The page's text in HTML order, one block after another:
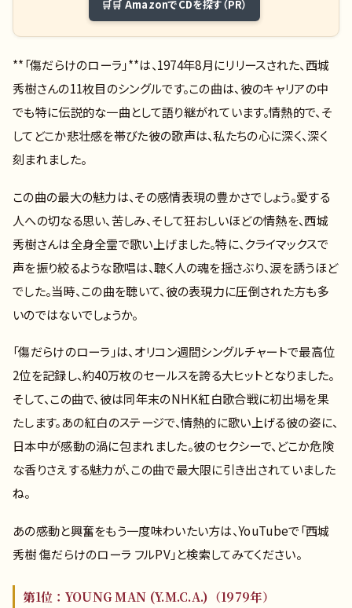
🛒 AmazonでCDを探す（PR）
**「傷だらけのローラ」**は、1974年8月にリリースされた、西城
秀樹さんの11枚目のシングルです。この曲は、彼のキャリアの中
でも特に伝説的な一曲として語り継がれています。情熱的で、そ
してどこか悲壮感を帯びた彼の歌声は、私たちの心に深く、深く
刻まれました。
この曲の最大の魅力は、その感情表現の豊かさでしょう。愛する
人への切なる思い、苦しみ、そして狂おしいほどの情熱を、西城
秀樹さんは全身全霊で歌い上げました。特に、クライマックスで
声を振り絞るような歌唱は、聴く人の魂を揺さぶり、涙を誘うほど
でした。当時、この曲を聴いて、彼の表現力に圧倒された方も多
いのではないでしょうか。
「傷だらけのローラ」は、オリコン週間シングルチャートで最高位
2位を記録し、約40万枚のセールスを誇る大ヒットとなりました。
そして、この曲で、彼は同年末のNHK紅白歌合戦に初出場を果
たします。あの紅白のステージで、情熱的に歌い上げる彼の姿に、
日本中が感動の渦に包まれました。彼のセクシーで、どこか危険
な香りさえする魅力が、この曲で最大限に引き出されていました
ね。
あの感動と興奮をもう一度味わいたい方は、YouTubeで「西城
秀樹 傷だらけのローラ フルPV」と検索してみてください。
第1位：YOUNG MAN (Y.M.C.A.)（1979年）